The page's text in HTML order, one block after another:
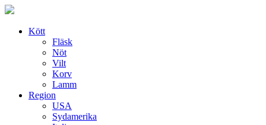
Skip
contentKött
Fläsk
Nöt
Vilt
Korv
Lamm
Region
USA
Sydamerika